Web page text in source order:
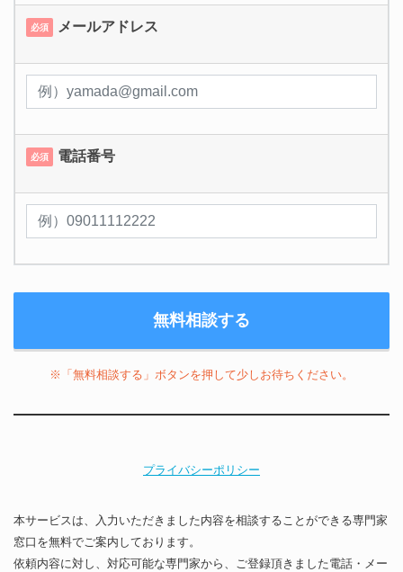
必須 メールアドレス
必須 電話番号
※「無料相談する」ボタンを押して少しお待ちください。
プライバシーポリシー
本サービスは、入力いただきました内容を相談することができる専門家
窓口を無料でご案内しております。
依頼内容に対し、対応可能な専門家から、ご登録頂きました電話・メー